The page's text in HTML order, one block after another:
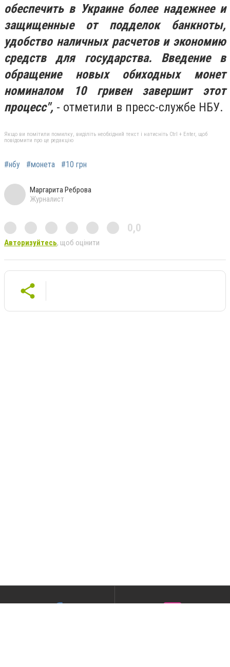
обеспечить в Украине более надежнее и
защищенные от подделок банкноты,
удобство наличных расчетов и экономию
средств для государства. Введение в
обращение новых обиходных монет
номиналом 10 гривен завершит этот
процесс", - отметили в пресс-службе НБУ.
Якщо ви помітили помилку, виділіть необхідний текст і натисніть Ctrl + Enter, щоб
повідомити про це редакцію
#нбу #монета #10 грн
Маргарита Реброва
Журналист
0,0
Авторизуйтесь, щоб оцінити